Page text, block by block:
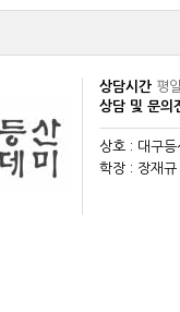
상담시간 평
상담 및 문의
상호 : 대구등
학장 : 장재규